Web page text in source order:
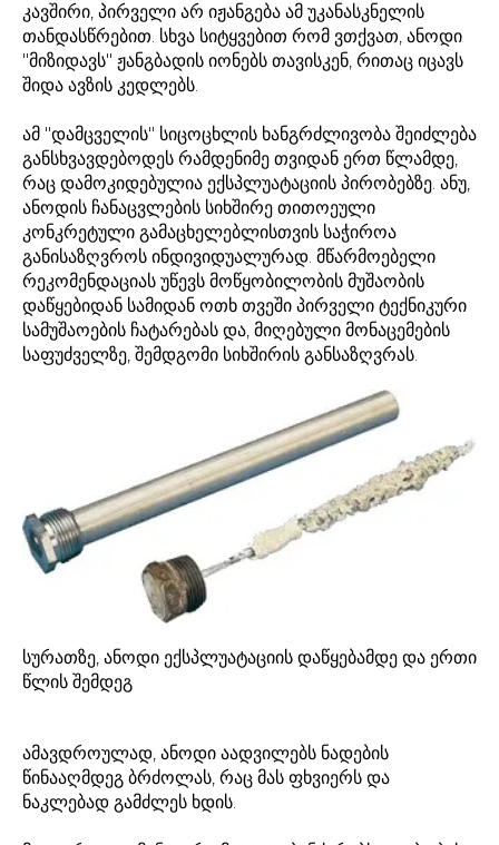
კავშირი, პირველი არ იჟანგება ამ უკანასკნელის
თანდასწრებით. სხვა სიტყვებით რომ ვთქვათ, ანოდი
"მიზიდავს" ჟანგბადის იონებს თავისკენ, რითაც იცავს
შიდა ავზის კედლებს.
ამ "დამცველის" სიცოცხლის ხანგრძლივობა შეიძლება
განსხვავდებოდეს რამდენიმე თვიდან ერთ წლამდე,
რაც დამოკიდებულია ექსპლუატაციის პირობებზე. ანუ,
ანოდის ჩანაცვლების სიხშირე თითოეული
კონკრეტული გამაცხელებლისთვის საჭიროა
განისაზღვროს ინდივიდუალურად. მწარმოებელი
რეკომენდაციას უწევს მოწყობილობის მუშაობის
დაწყებიდან სამიდან ოთხ თვეში პირველი ტექნიკური
სამუშაოების ჩატარებას და, მიღებული მონაცემების
საფუძველზე, შემდგომი სიხშირის განსაზღვრას.
სურათზე, ანოდი ექსპლუატაციის დაწყებამდე და ერთი
წლის შემდეგ
ამავდროულად, ანოდი აადვილებს ნადების
წინააღმდეგ ბრძოლას, რაც მას ფხვიერს და
ნაკლებად გამძლეს ხდის.